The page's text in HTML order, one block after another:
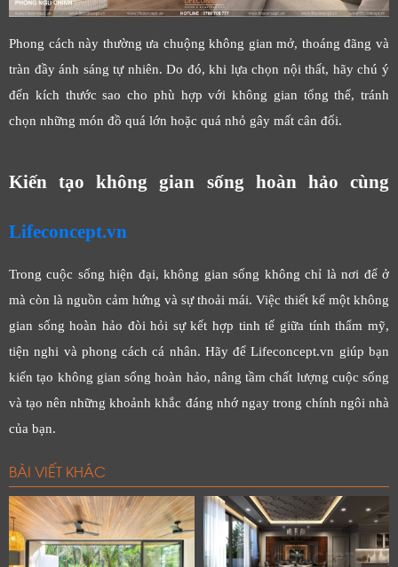
Phong cách này thường ưa chuộng không gian mở, thoáng đãng và
tràn đầy ánh sáng tự nhiên. Do đó, khi lựa chọn nội thất, hãy chú ý
đến kích thước sao cho phù hợp với không gian tổng thể, tránh
chọn những món đồ quá lớn hoặc quá nhỏ gây mất cân đối.
Kiến tạo không gian sống hoàn hảo cùng
Lifeconcept.vn
Trong cuộc sống hiện đại, không gian sống không chỉ là nơi để ở
mà còn là nguồn cảm hứng và sự thoải mái. Việc thiết kế một không
gian sống hoàn hảo đòi hỏi sự kết hợp tinh tế giữa tính thẩm mỹ,
tiện nghi và phong cách cá nhân. Hãy để Lifeconcept.vn giúp bạn
kiến tạo không gian sống hoàn hảo, nâng tầm chất lượng cuộc sống
và tạo nên những khoảnh khắc đáng nhớ ngay trong chính ngôi nhà
của bạn.
BÀI VIẾT KHÁC